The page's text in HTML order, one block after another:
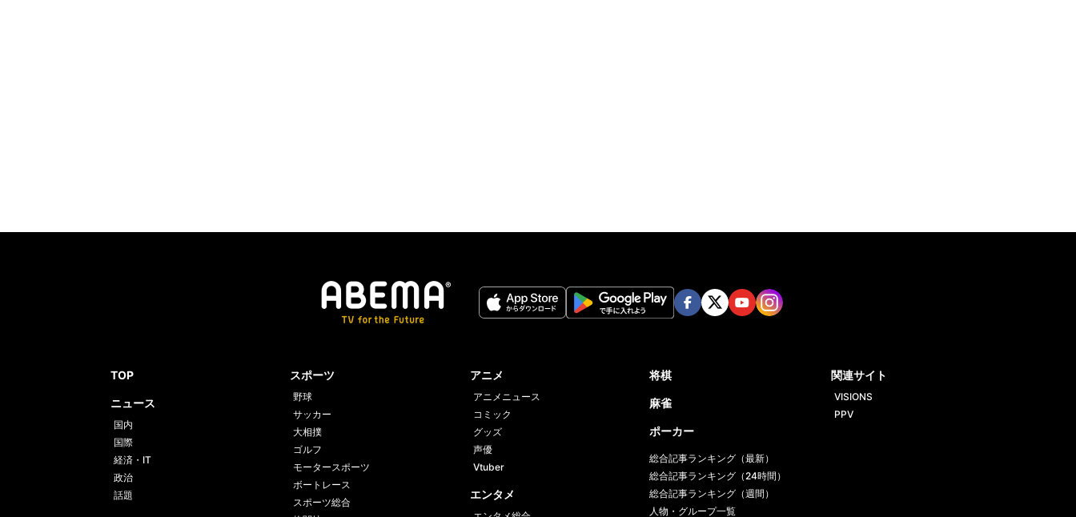
TOP
ニュース
国内
国際
経済・IT
政治
話題
スポーツ
野球
サッカー
大相撲
ゴルフ
モータースポーツ
ボートレース
スポーツ総合
アニメ
アニメニュース
コミック
グッズ
声優
Vtuber
エンタメ
将棋
麻雀
ポーカー
総合記事ランキング（最新）
総合記事ランキング（24時間）
総合記事ランキング（週間）
人物・グループ一覧
関連サイト
VISIONS
PPV